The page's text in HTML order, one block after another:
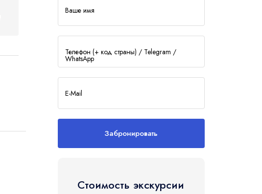
Дети
0 - 17 лет
Ваше имя
Телефон (+ код страны) / Telegram /
WhatsApp
E-Mail
Забронировать
Стоимость экскурсии